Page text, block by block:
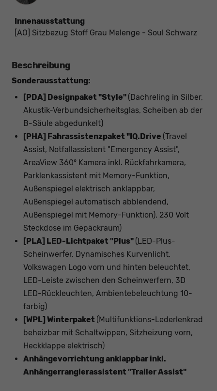
Innenausstattung
[AO] Sitzbezug Stoff Grau Melenge - Soul Schwarz
Beschreibung
Sonderausstattung:
[PDA] Designpaket "Style" (Dachreling in Silber,
Akustik-Verbundsicherheitsglas, Scheiben ab der
B-Säule abgedunkelt)
[PHA] Fahrassistenzpaket "IQ.Drive (Travel
Assist, Notfallassistent "Emergency Assist",
AreaView 360° Kamera inkl. Rückfahrkamera,
Parklenkassistent mit Memory-Funktion,
Außenspiegel elektrisch anklappbar,
Außenspiegel automatisch abblendend,
Außenspiegel mit Memory-Funktion), 230 Volt
Steckdose im Gepäckraum)
[PLA] LED-Lichtpaket "Plus" (LED-Plus-
Scheinwerfer, Dynamisches Kurvenlicht,
Volkswagen Logo vorn und hinten beleuchtet,
LED-Leiste zwischen den Scheinwerfern, 3D
LED-Rückleuchten, Ambientebeleuchtung 10-
farbig)
[WPL] Winterpaket (Multifunktions-Lederlenkrad
beheizbar mit Schaltwippen, Sitzheizung vorn,
Heckklappe elektrisch)
Anhängevorrichtung anklappbar inkl.
Anhängerrangierassistent "Trailer Assist"